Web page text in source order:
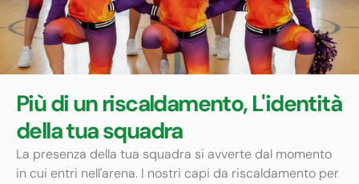
Più di un riscaldamento, L'identità
della tua squadra
La presenza della tua squadra si avverte dal momento
in cui entri nell'arena. I nostri capi da riscaldamento per